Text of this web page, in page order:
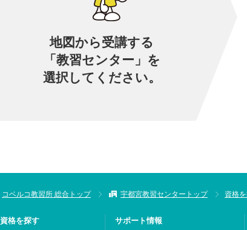
地図から受講する
「教習センター」を
選択してください。
コベルコ教習所 総合トップ 宇都宮教習センタートップ 資格
資格を探す
サポート情報